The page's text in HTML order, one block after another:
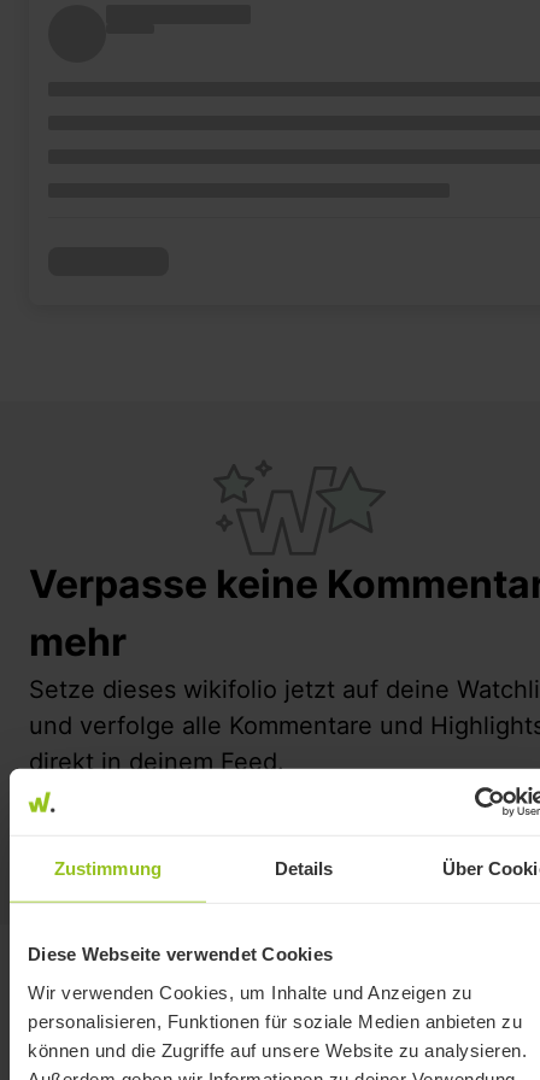
Zustimmung Details Über
Diese Webseite verwendet Cookies
Wir verwenden Cookies, um Inhalte und Anzeigen zu
personalisieren, Funktionen für soziale Medien anbieten zu
können und die Zugriffe auf unsere Website zu analysieren.
Verpasse keine
mehr
Setze dieses wikifolio jetzt auf deine
und verfolge alle Kommentare und
direkt in deinem Feed.
Handelsidee